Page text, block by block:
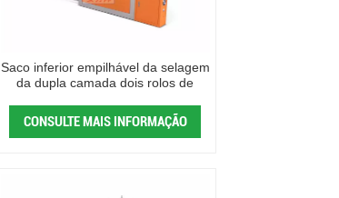
Saco inferior empilhável da selagem
da dupla camada dois rolos de
CONSULTE MAIS INFORMAÇÃO